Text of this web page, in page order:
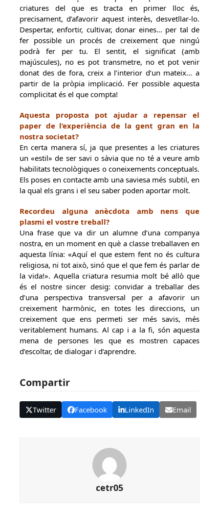
criatures del que es tracta en primer lloc és,
precisament, d’afavorir aquest interès, desvetllar-lo.
Despertar, enfortir, cultivar, donar eines… per tal de
fer possible un procés de creixement que ningú
podrà fer per tu. El sentit, el significat (amb
majúscules), no es pot transmetre, no et pot venir
donat des de fora, creix a l’interior d’un mateix… a
partir de la pròpia implicació. Fer possible aquesta
complicitat és el que compta!
Aquesta proposta pot ajudar a repensar el
paper de l’experiència de la gent gran en la
nostra societat?
En certa manera sí, ja que presentes a les criatures
un «estil» de ser savi o sàvia que no té a veure amb
habilitats tecnològiques o coneixements conceptuals.
Els poses en contacte amb una saviesa més subtil, en
la qual els grans i el seu saber poden aportar molt.
Recordeu alguna anècdota amb nens que
plasmi el vostre treball?
Una frase que va dir un alumne d’una companya
nostra, en un moment en què a classe treballaven en
aquesta línia: «Aquí el que estem fent no és cultura
religiosa, ni tot això, sinó que el que fem és parlar de
la vida!». Aquella criatura resumia molt bé allò que
és el nostre sincer desig: convidar a treballar des
d’una perspectiva transversal per a afavorir un
creixement harmònic, en totes les direccions, un
creixement que ens permeti ser més savis, més
veritablement humans. Al cap i a la fi, són aquesta
mena de persones les que es mostren capaces
d’escoltar, de dialogar i d’aprendre.
Compartir
Twitter Facebook LinkedIn Email
cetr05